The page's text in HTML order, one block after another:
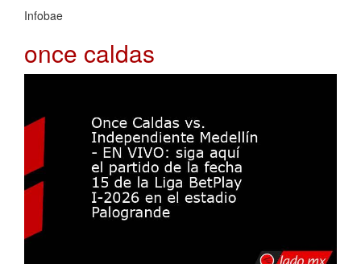
Infobae
once caldas